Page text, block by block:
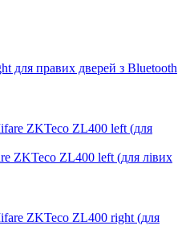
для правих дверей з Bluetooth
ZKTeco ZL400 left (для лівих